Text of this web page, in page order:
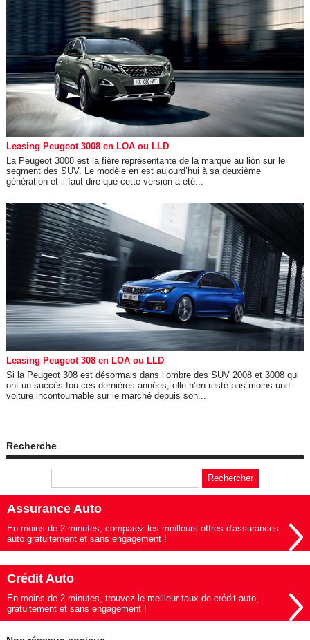
Leasing Peugeot 3008 en LOA ou LLD
La Peugeot 3008 est la fière représentante de la marque au lion sur le
segment des SUV. Le modèle en est aujourd’hui à sa deuxième
génération et il faut dire que cette version a été...
Leasing Peugeot 308 en LOA ou LLD
Si la Peugeot 308 est désormais dans l’ombre des SUV 2008 et 3008 qui
ont un succès fou ces dernières années, elle n’en reste pas moins une
voiture incontournable sur le marché depuis son...
Recherche
Assurance Auto
En moins de 2 minutes, comparez les meilleurs offres d'assurances
auto gratuitement et sans engagement !
Crédit Auto
En moins de 2 minutes, trouvez le meilleur taux de crédit auto,
gratuitement et sans engagement !